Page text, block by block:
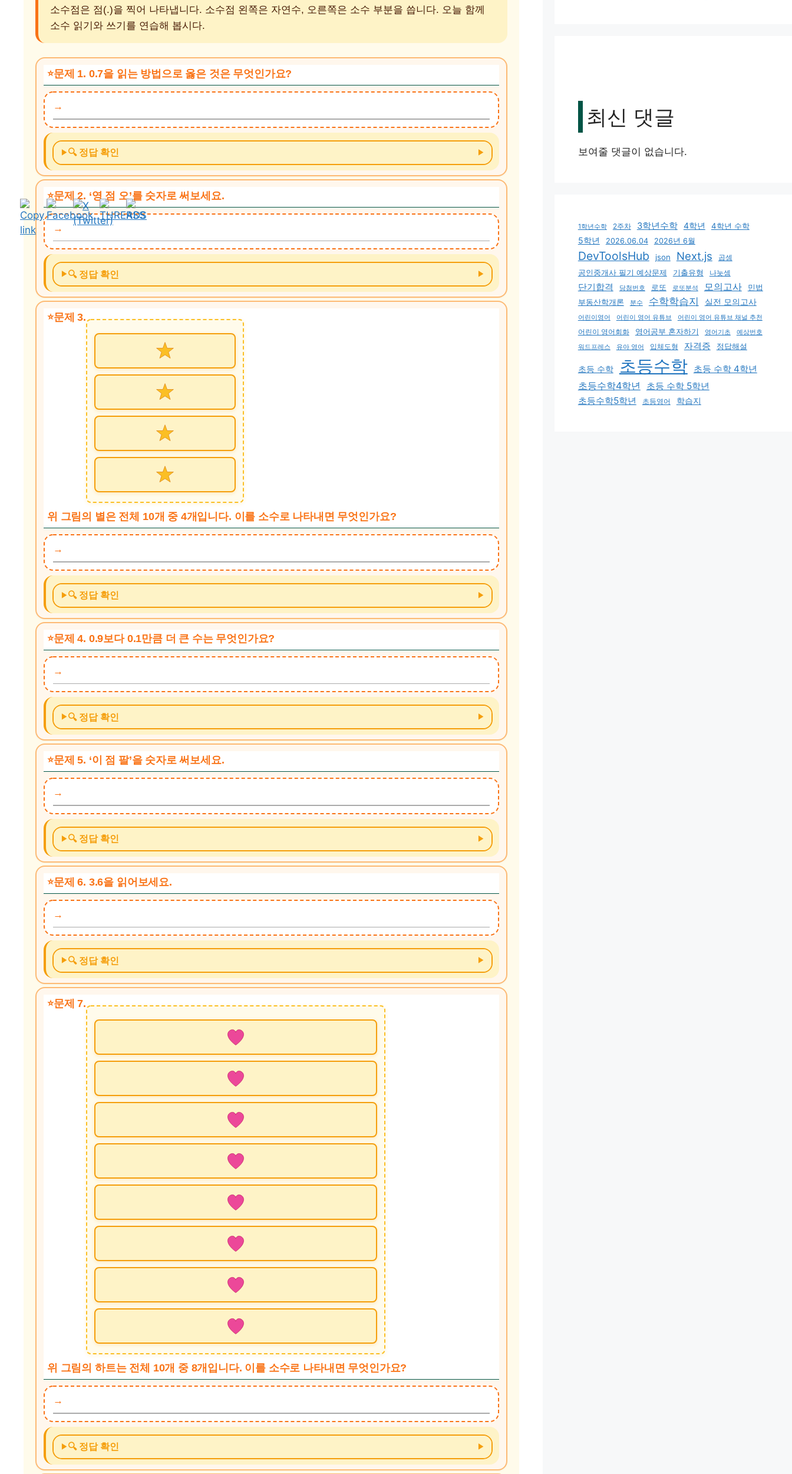
소수점은 점(.)을 찍어 나타냅니다. 소수점 왼쪽은 자연수, 오른쪽은 소수 부분을 씁니다. 오늘 함께
소수 읽기와 쓰기를 연습해 봅시다.
문제 1. 0.7을 읽는 방법으로 옳은 것은 무엇인가요?
🔍 정답 확인
문제 2. ‘영 점 오’를 숫자로 써보세요.
🔍 정답 확인
문제 3.
위 그림의 별은 전체 10개 중 4개입니다. 이를 소수로 나타내면 무엇인가요?
🔍 정답 확인
문제 4. 0.9보다 0.1만큼 더 큰 수는 무엇인가요?
🔍 정답 확인
문제 5. ‘이 점 팔’을 숫자로 써보세요.
🔍 정답 확인
문제 6. 3.6을 읽어보세요.
🔍 정답 확인
문제 7.
위 그림의 하트는 전체 10개 중 8개입니다. 이를 소수로 나타내면 무엇인가요?
🔍 정답 확인
최신 댓글
보여줄 댓글이 없습니다.
1학년수학 2주차 3학년수학 4학년 4학년 수학
5학년 2026.06.04 2026년 6월
DevToolsHub json Next.js
곱셈
공인중개사 필기 예상문제
기출유형 나눗셈
단기합격 당첨번호 로또 로또분석 모의고사
민법
부동산학개론
분수 수학학습지 실전 모의고사
어린이영어 어린이 영어 유튜브 어린이 영어 유튜브 채널 추천
어린이 영어회화 영어공부 혼자하기 영어기초 예상번호
워드프레스 유아 영어 입체도형 자격증 정답해설
초등 수학 초등수학 초등 수학 4학년
초등수학4학년
초등 수학 5학년
초등수학5학년
초등영어 학습지